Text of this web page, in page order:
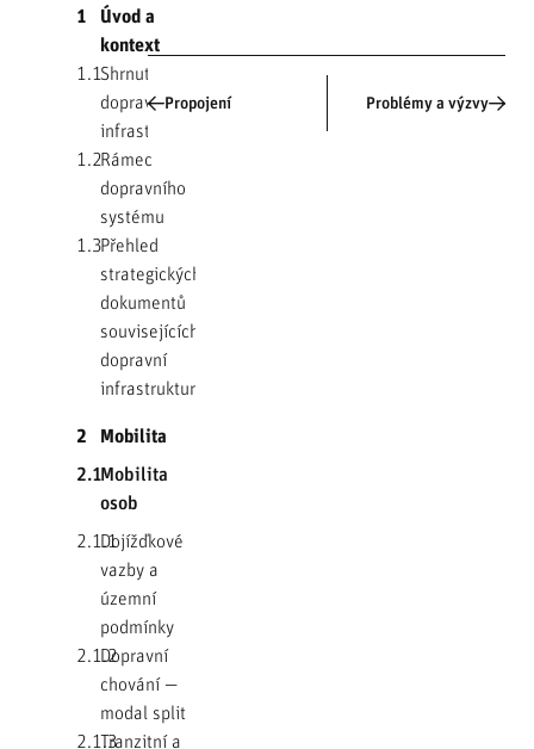
1
Úvod a
kontext
1.1Shrnutí
dopravní
infrastruktury
1.2Rámec
dopravního
systému
1.3Přehled
strategických
dokumentů
souvisejících s
dopravní
infrastrukturou
2
Mobilita
2.1Mobilita
osob
2.1.1Dojížďkové
vazby a
územní
podmínky
2.1.2Dopravní
chování —
modal split
2.1.3Tranzitní a
Propojení Problémy a výzvy